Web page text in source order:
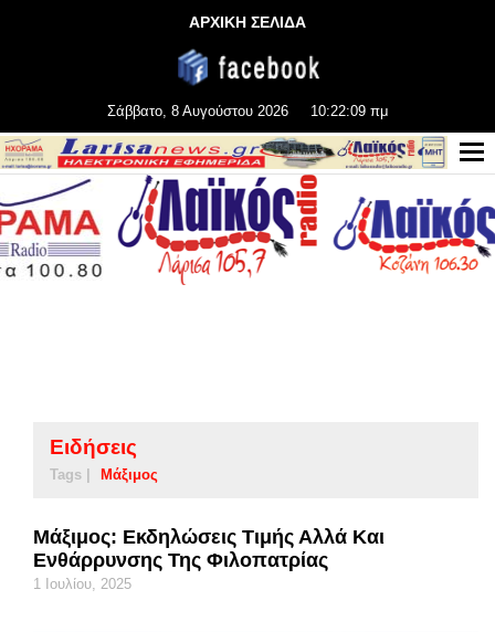
ΑΡΧΙΚΗ ΣΕΛΙΔΑ
Σάββατο, 8 Αυγούστου 2026 10:22:09 πμ
Ειδήσεις
Tags | Μάξιμος
Μάξιμος: Εκδηλώσεις Τιμής Αλλά Και
Ενθάρρυνσης Της Φιλοπατρίας
1 Ιουλίου, 2025